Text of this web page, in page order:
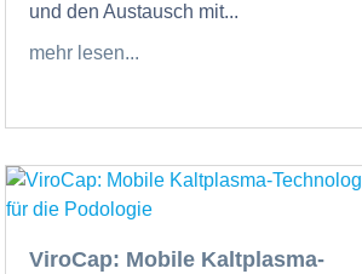
und den Austausch mit...
mehr lesen...
ViroCap: Mobile Kaltplasma-